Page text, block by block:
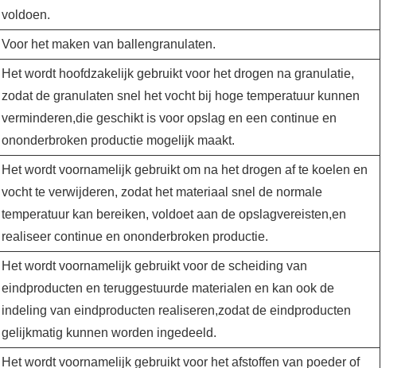
voldoen.
Voor het maken van ballengranulaten.
Het wordt hoofdzakelijk gebruikt voor het drogen na granulatie,
zodat de granulaten snel het vocht bij hoge temperatuur kunnen
verminderen,die geschikt is voor opslag en een continue en
ononderbroken productie mogelijk maakt.
Het wordt voornamelijk gebruikt om na het drogen af te koelen en
vocht te verwijderen, zodat het materiaal snel de normale
temperatuur kan bereiken, voldoet aan de opslagvereisten,en
realiseer continue en ononderbroken productie.
Het wordt voornamelijk gebruikt voor de scheiding van
eindproducten en teruggestuurde materialen en kan ook de
indeling van eindproducten realiseren,zodat de eindproducten
gelijkmatig kunnen worden ingedeeld.
Het wordt voornamelijk gebruikt voor het afstoffen van poeder of